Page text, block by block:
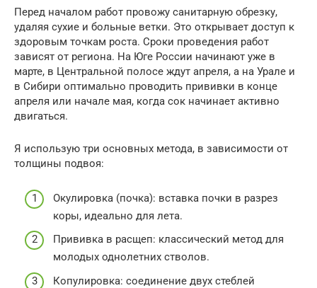
Перед началом работ провожу санитарную обрезку,
удаляя сухие и больные ветки. Это открывает доступ к
здоровым точкам роста. Сроки проведения работ
зависят от региона. На Юге России начинают уже в
марте, в Центральной полосе ждут апреля, а на Урале и
в Сибири оптимально проводить прививки в конце
апреля или начале мая, когда сок начинает активно
двигаться.
Я использую три основных метода, в зависимости от
толщины подвоя:
Окулировка (почка): вставка почки в разрез
коры, идеально для лета.
Прививка в расщеп: классический метод для
молодых однолетних стволов.
Копулировка: соединение двух стеблей